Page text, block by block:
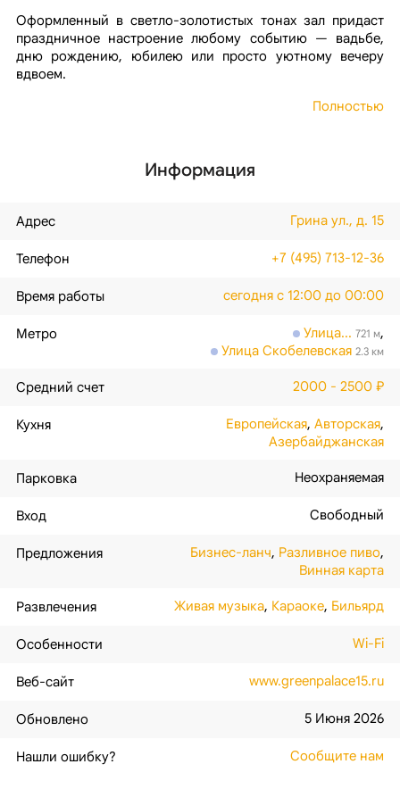
Оформленный в светло-золотистых тонах зал придаст
праздничное настроение любому событию — вадьбе,
дню рождению, юбилею или просто уютному вечеру
вдвоем.
Полностью
Информация
Адрес Грина ул., д. 15
Телефон +7 (495) 713-12-36
Время работы сегодня с 12:00 до 00:00
Метро Улица... 721 м,
Улица Скобелевская 2.3 км
Средний счет 2000 - 2500 ₽
Кухня Европейская,Авторская,
Азербайджанская
Парковка Неохраняемая
Вход Свободный
Предложения Бизнес-ланч, Разливное пиво,
Винная карта
Развлечения Живая музыка, Караоке, Бильярд
Особенности Wi-Fi
Веб-сайт www.greenpalace15.ru
Обновлено 5 Июня 2026
Нашли ошибку? Сообщите нам